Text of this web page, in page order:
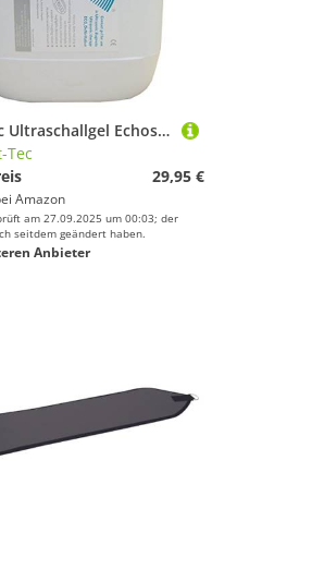
Sport-Tec Ultraschallgel Echoson, Ultraschall Gel, Kontaktgel, Sonographie, Reizstrom 10 l
Tec
29,95 €
Amazon
am 27.09.2025 um 00:03; der
seitdem geändert haben.
Anbieter